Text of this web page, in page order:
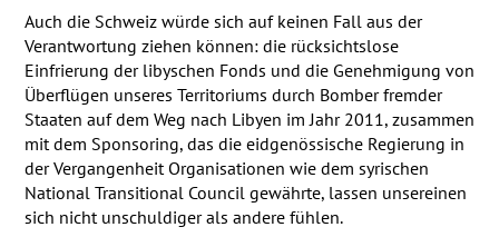
Auch die Schweiz würde sich auf keinen Fall aus der
Verantwortung ziehen können: die rücksichtslose
Einfrierung der libyschen Fonds und die Genehmigung von
Überflügen unseres Territoriums durch Bomber fremder
Staaten auf dem Weg nach Libyen im Jahr 2011, zusammen
mit dem Sponsoring, das die eidgenössische Regierung in
der Vergangenheit Organisationen wie dem syrischen
National Transitional Council gewährte, lassen unsereinen
sich nicht unschuldiger als andere fühlen.